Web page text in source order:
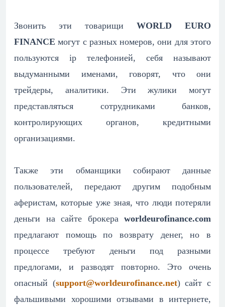
Звонить эти товарищи WORLD EURO
FINANCEмогут с разных номеров, они для этого
пользуются ip телефонией, себя называют
выдуманными именами, говорят, что они
трейдеры, аналитики. Эти жулики могут
представляться сотрудниками банков,
контролирующих органов, кредитными
организациями.
Также эти обманщики собирают данные
пользователей, передают другим подобным
аферистам, которые уже зная, что люди потеряли
деньги на сайте брокера worldeurofinance.com
предлагают помощь по возврату денег, но в
процессе требуют деньги под разными
предлогами, и разводят повторно. Это очень
опасный (support@worldeurofinance.net) сайт с
фальшивыми хорошими отзывами в интернете,